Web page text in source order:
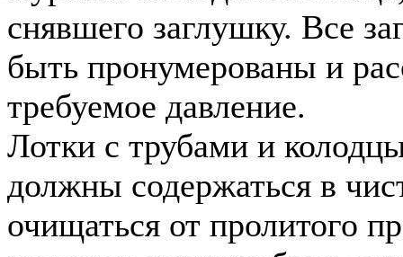
снявшего заглушку. Все
быть пронумерованы и
требуемое давление.
Лотки с трубами и
должны содержаться в
очищаться от пролитого